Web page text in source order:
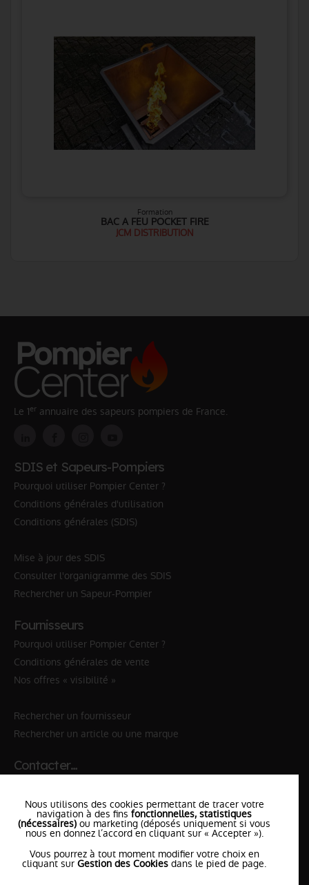
Formation
BAC A FEU POCKET FIRE
JCM DISTRIBUTION
Le 1er annuaire des sapeurs pompiers de France.
SDIS et Sapeurs-Pompiers
Pourquoi utiliser Pompier Center ?
Conditions générales d'utilisation
Conditions générales (SDIS)
Mise à jour des SDIS
Consulter l'organigramme des SDIS
Rechercher un Sapeur-Pompier
Fournisseurs
Pourquoi utiliser Pompier Center ?
Conditions générales de vente
Nos offres « visibilité »
Rechercher un fournisseur
Rechercher un article ou une marque
Contacter…
✆ 18№National Sapeurs-Pompiers
le SDISle plus proche
l'équipePompierCenter
Nous utilisons des cookies permettant de tracer votre
navigation à des fins fonctionnelles, statistiques
(nécessaires) ou marketing (déposés uniquement si vous
nous en donnez l’accord en cliquant sur « Accepter »).
Vous pourrez à tout moment modifier votre choix en
cliquant sur Gestion des Cookies dans le pied de page.